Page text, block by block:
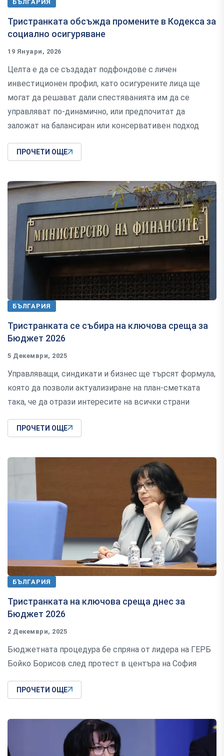
БЪЛГАРИЯ
Тристранката обсъжда промените в Кодекса за
социално осигуряване
19 Януари, 2026
Целта е да се създадат подфондове с личен
инвестиционен профил, като осигурените лица ще
могат да решават дали спестяванията им да се
управляват по-динамично, или предпочитат да
заложат на балансиран или консервативен подход
ПРОЧЕТИ ОЩЕ
БЪЛГАРИЯ
Тристранката се събира на ключова среща за
Бюджет 2026
5 Декември, 2025
Управляващи, синдикати и бизнес ще търсят формула,
която да позволи актуализиране на план-сметката
така, че да отрази интересите на всички страни
ПРОЧЕТИ ОЩЕ
БЪЛГАРИЯ
Тристранката на ключова среща днес за
Бюджет 2026
2 Декември, 2025
Бюджетната процедура бе спряна от лидера на ГЕРБ
Бойко Борисов след протест в центъра на София
ПРОЧЕТИ ОЩЕ